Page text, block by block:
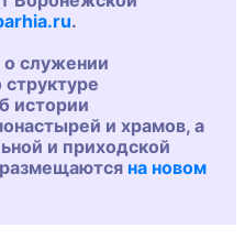
.
служении
истории
и храмов, а
и приходской
на новом